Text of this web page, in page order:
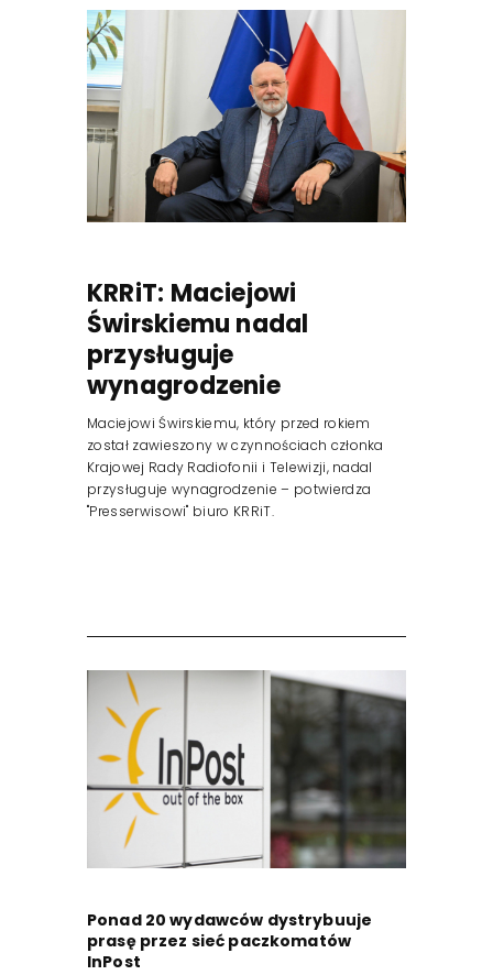
KRRiT: Maciejowi
Świrskiemu nadal
przysługuje
wynagrodzenie
Maciejowi Świrskiemu, który przed rokiem
został zawieszony w czynnościach członka
Krajowej Rady Radiofonii i Telewizji, nadal
przysługuje wynagrodzenie – potwierdza
"Presserwisowi" biuro KRRiT.
Ponad 20 wydawców dystrybuuje
prasę przez sieć paczkomatów
InPost